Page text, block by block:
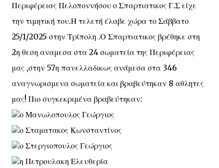
Περιφέρειας Πελοποννήσου ο Σπαρτιατικος Γ.Σ είχε
την τιμητική του.Η τελετή έλαβε χώρα το Σάββατο
25/1/2025 στην Τρίπολη .Ο Σπαρτιατικος βρέθηκε στη
2η θεση αναμεσα στα 24 σωματεία της Περιφέρειας
μας ,στην 57η πανελλαδικως ανάμεσα στα 346
αναγνωρισμενα σωματεία και βραβεύτηκαν 8 αθλητες
μας! Πιο συγκεκριμένα βραβεύτηκαν:
ο Μανωλοπουλος Γεώργιος
ο Σταματακος Κωνσταντίνος
ο Στεργιοπουλος Γεώργιος
η Πετρουλακη Ελευθερία